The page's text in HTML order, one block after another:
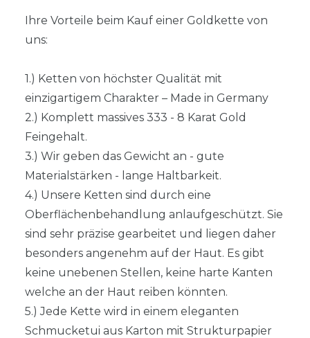
Ihre Vorteile beim Kauf einer Goldkette von
uns:
1.) Ketten von höchster Qualität mit
einzigartigem Charakter – Made in Germany
2.) Komplett massives 333 - 8 Karat Gold
Feingehalt.
3.) Wir geben das Gewicht an - gute
Materialstärken - lange Haltbarkeit.
4.) Unsere Ketten sind durch eine
Oberflächenbehandlung anlaufgeschützt. Sie
sind sehr präzise gearbeitet und liegen daher
besonders angenehm auf der Haut. Es gibt
keine unebenen Stellen, keine harte Kanten
welche an der Haut reiben könnten.
5.) Jede Kette wird in einem eleganten
Schmucketui aus Karton mit Strukturpapier